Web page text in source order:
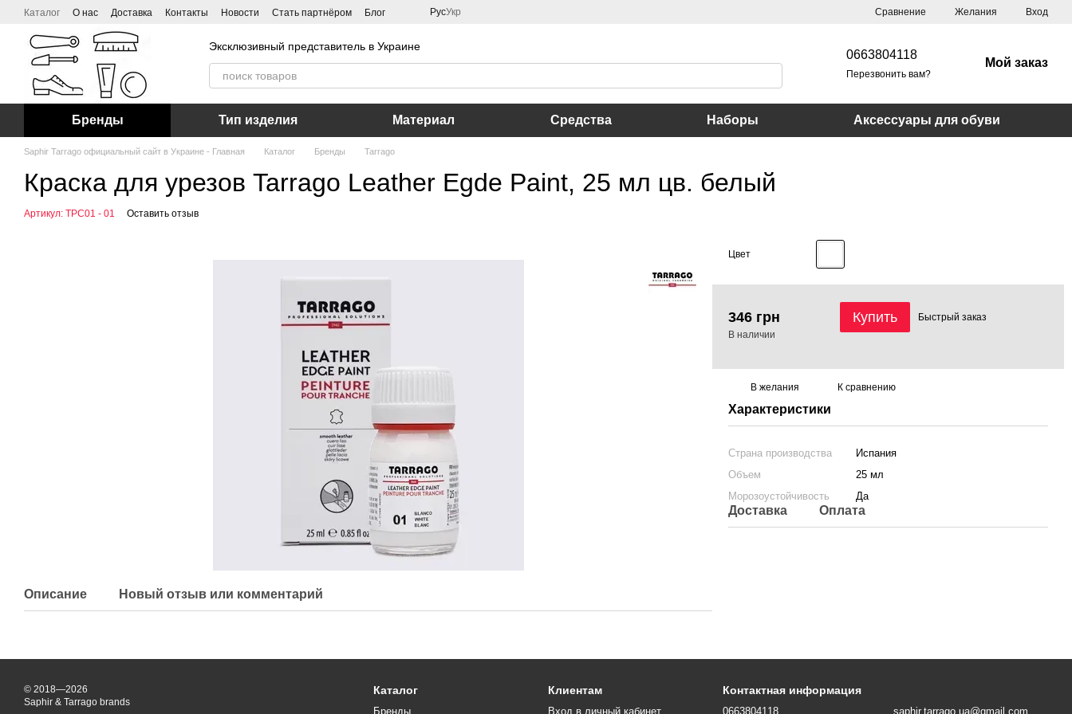
Перейти к основному контенту
Каталог О нас Доставка Контакты Новости Стать партнёром Блог РусУкр Сравнение Желания Вход
Эксклюзивный представитель в Украине
0663804118
Перезвонить вам?
Мой заказ
Бренды Тип изделия Материал Средства Наборы Аксессуары для обуви
Saphir Tarrago официальный сайт в Украине - Главная Каталог Бренды Tarrago
Краска для урезов Tarrago Leather Egde Paint, 25 мл цв. белый
Артикул: TPC01 - 01 Оставить отзыв
Описание Новый отзыв или комментарий
Цвет
346 грн
В наличии
Купить Быстрыйзаказ
В желания К сравнению
Характеристики
Страна производства
Испания
Объем
25 мл
Морозоустойчивость
Да
Доставка Оплата
© 2018—2026
Saphir & Tarrago brands
Каталог
Бренды
Клиентам
Вход в личный кабинет
Контактная информация
0663804118 saphir.tarrago.ua@gmail.com